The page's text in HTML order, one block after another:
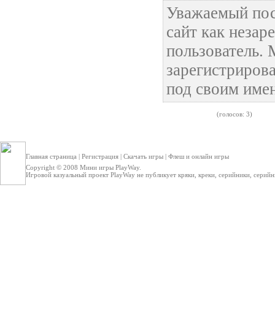
Уважаемый
сайт как
под своим
(голосов: 3)
Главная страница | Регистрация | Скачать игры | Флеш и онлайн игры
Copyright © 2008 Мини игры PlayWay.
Игровой казуальный проект PlayWay не публикует кряки, креки, серийники,